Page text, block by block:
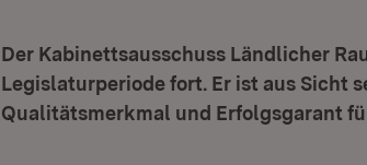
Der Kabinettsausschuss Ländlicher
Legislaturperiode fort. Er ist aus Sicht
Qualitätsmerkmal und Erfolgsgarant